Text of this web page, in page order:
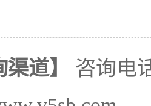
渠道】
咨询电